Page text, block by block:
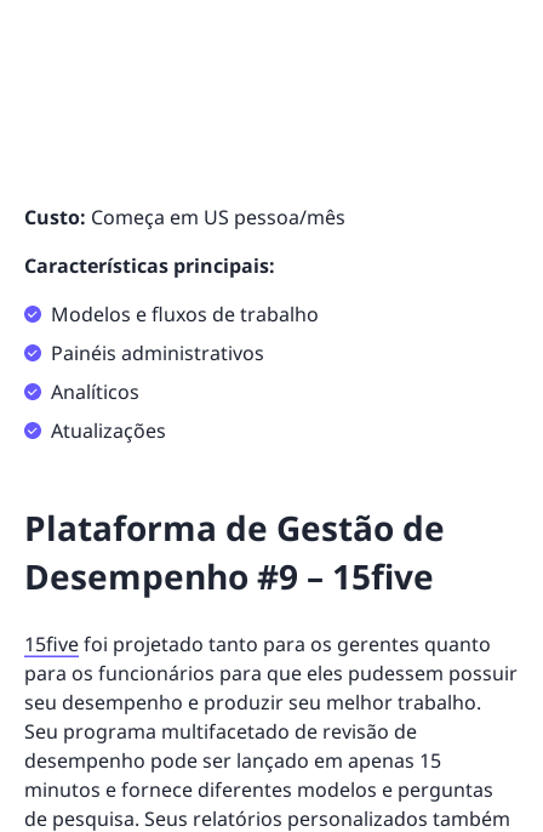
Custo: Começa em US pessoa/mês
Características principais:
Modelos e fluxos de trabalho
Painéis administrativos
Analíticos
Atualizações
Plataforma de Gestão de
Desempenho #9 – 15five
15fivefoi projetado tanto para os gerentes quanto
para os funcionários para que eles pudessem possuir
seu desempenho e produzir seu melhor trabalho.
Seu programa multifacetado de revisão de
desempenho pode ser lançado em apenas 15
minutos e fornece diferentes modelos e perguntas
de pesquisa. Seus relatórios personalizados também